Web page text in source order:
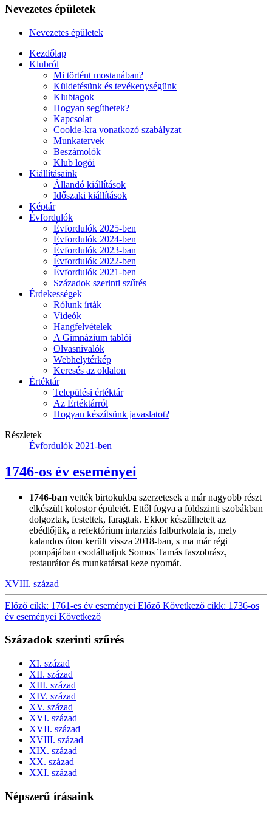
Nevezetes épületek
Nevezetes épületek
Kezdőlap
Klubról
Mi történt mostanában?
Küldetésünk és tevékenységünk
Klubtagok
Hogyan segíthetek?
Kapcsolat
Cookie-kra vonatkozó szabályzat
Munkatervek
Beszámolók
Klub logói
Kiállításaink
Állandó kiállítások
Időszaki kiállítások
Képtár
Évfordulók
Évfordulók 2025-ben
Évfordulók 2024-ben
Évfordulók 2023-ban
Évfordulók 2022-ben
Évfordulók 2021-ben
Századok szerinti szűrés
Érdekességek
Rólunk írták
Videók
Hangfelvételek
A Gimnázium tablói
Olvasnivalók
Webhelytérkép
Keresés az oldalon
Értéktár
Települési értéktár
Az Értéktárról
Hogyan készítsünk javaslatot?
Részletek
Évfordulók 2021-ben
1746-os év eseményei
1746-ban vették birtokukba szerzetesek a már nagyobb részt
elkészült kolostor épületét. Ettől fogva a földszinti szobákban
dolgoztak, festettek, faragtak. Ekkor készülhetett az
ebédlőjük, a refektórium intarziás falburkolata is, mely
kalandos úton került vissza 2018-ban, s ma már régi
pompájában csodálhatjuk Somos Tamás faszobrász,
restaurátor és munkatársai keze nyomát.
XVIII. század
Előző cikk: 1761-es év eseményei Előző Következő cikk: 1736-os
év eseményei Következő
Századok szerinti szűrés
XI. század
XII. század
XIII. század
XIV. század
XV. század
XVI. század
XVII. század
XVIII. század
XIX. század
XX. század
XXI. század
Népszerű írásaink